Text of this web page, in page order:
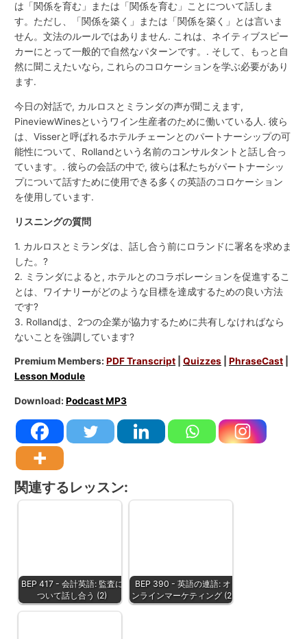
は「関係を育む」または「関係を育む」ことについて話しま
す。ただし、「関係を築く」または「関係を築く」とは言いま
せん。文法のルールではありません. これは、ネイティブスピー
カーにとって一般的で自然なパターンです。. そして、もっと自
然に聞こえたいなら, これらのコロケーションを学ぶ必要があり
ます.
今日の対話で, カルロスとミランダの声が聞こえます,
PineviewWinesというワイン生産者のために働いている人. 彼ら
は、Visserと呼ばれるホテルチェーンとのパートナーシップの可
能性について、Rollandという名前のコンサルタントと話し合っ
ています。. 彼らの会話の中で, 彼らは私たちがパートナーシッ
プについて話すために使用できる多くの英語のコロケーション
を使用しています.
リスニングの質問
1. カルロスとミランダは、話し合う前にロランドに署名を求めま
した。?
2. ミランダによると, ホテルとのコラボレーションを促進するこ
とは、ワイナリーがどのような目標を達成するための良い方法
です?
3. Rollandは、2つの企業が協力するために共有しなければなら
ないことを強調しています?
Premium Members:PDF Transcript |Quizzes |PhraseCast
Lesson Module
Download:Podcast MP3
関連するレッスン:
BEP 417 - 会計英語: 監査に
ついて話し合う (2)
BEP 390 - 英語の連語: オ
ンラインマーケティング (2)